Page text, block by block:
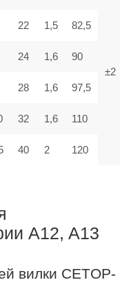
±2
22 1,5 82,5
24 1,6 90
28 1,6 97,5
32 1,6 110
40 2 120
A12, A13
вилки CETOP-